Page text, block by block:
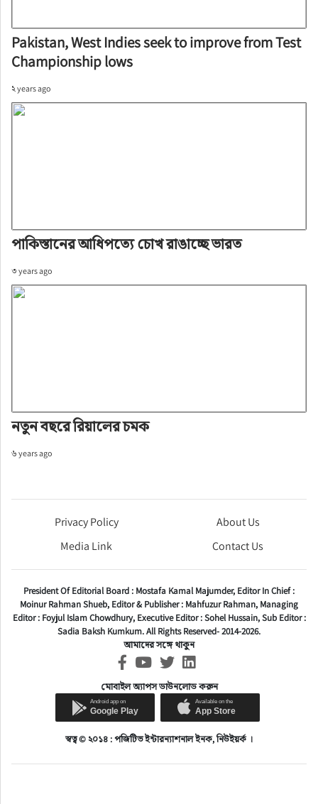
Pakistan, West Indies seek to improve from Test
Championship lows
২ years ago
পাকিস্তানের আধিপত্যে চোখ রাঙাচ্ছে ভারত
৩ years ago
নতুন বছরে রিয়ালের চমক
৬ years ago
Privacy Policy
About Us
Media Link
Contact Us
President Of Editorial Board : Mostafa Kamal Majumder, Editor In Chief :
Moinur Rahman Shueb, Editor & Publisher : Mahfuzur Rahman, Managing
Editor : Foyjul Islam Chowdhury, Executive Editor :Sohel Hussain,Sub Editor :
Sadia Baksh Kumkum. All Rights Reserved- 2014-2026.
আমাদের সঙ্গে থাকুন
মোবাইল অ্যাপস ডাউনলোড করুন
স্বত্ব © ২০১৪ : পজিটিভ ইন্টারন্যাশনাল ইনক, নিউইয়র্ক ।